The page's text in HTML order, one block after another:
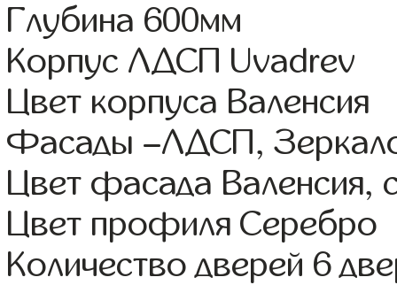
Глубина 600мм
Корпус ЛДСП Uvadrev
Цвет корпуса Валенсия
Фасады –ЛДСП,
Цвет фасада Валенсия,
Цвет профиля Серебро
Количество дверей 6